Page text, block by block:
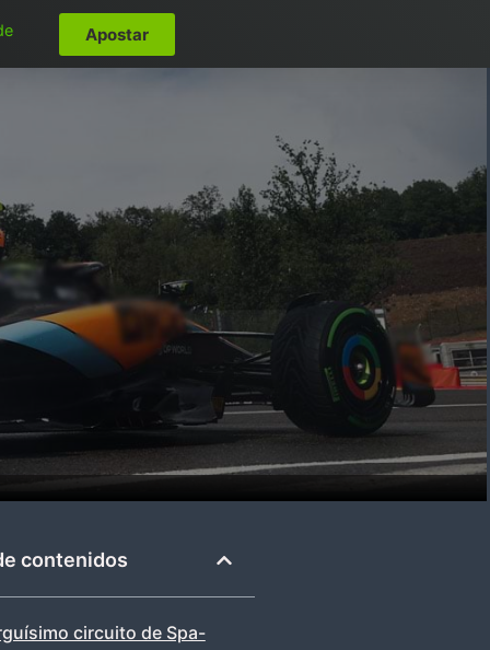
Apostar
contenidos
circuito de Spa-